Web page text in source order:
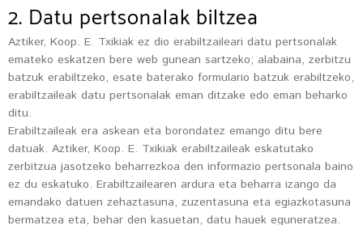
2. Datu pertsonalak biltzea
Aztiker, Koop. E. Txikiak ez dio erabiltzaileari datu pertsonalak
emateko eskatzen bere web gunean sartzeko; alabaina, zerbitzu
batzuk erabiltzeko, esate baterako formulario batzuk erabiltzeko,
erabiltzaileak datu pertsonalak eman ditzake edo eman beharko
ditu.
Erabiltzaileak era askean eta borondatez emango ditu bere
datuak. Aztiker, Koop. E. Txikiak erabiltzaileak eskatutako
zerbitzua jasotzeko beharrezkoa den informazio pertsonala baino
ez du eskatuko. Erabiltzailearen ardura eta beharra izango da
emandako datuen zehaztasuna, zuzentasuna eta egiazkotasuna
bermatzea eta, behar den kasuetan, datu hauek eguneratzea.